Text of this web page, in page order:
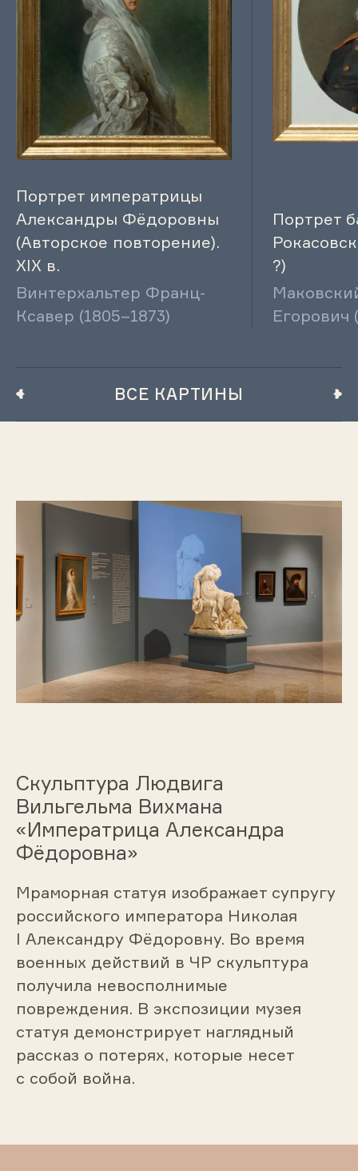
Портрет императрицы
Александры Фёдоровны
(Авторское повторение).
XIX в.
Винтерхальтер Франц-
Ксавер (1805–1873)
Портрет
?)
Егорович
ВСЕ КАРТИНЫ
Скульптура Людвига
Вильгельма Вихмана
«Императрица Александра
Фёдоровна»
Мраморная статуя изображает супругу
российского императора Николая
I Александру Фёдоровну. Во время
военных действий в ЧР скульптура
получила невосполнимые
повреждения. В экспозиции музея
статуя демонстрирует наглядный
рассказ о потерях, которые несет
с собой война.